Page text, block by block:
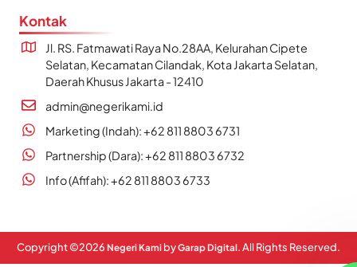
Kontak
Jl. RS. Fatmawati Raya No.28AA, Kelurahan Cipete
Selatan, Kecamatan Cilandak, Kota Jakarta Selatan,
Daerah Khusus Jakarta - 12410
admin@negerikami.id
Marketing (Indah): +62 811 8803 6731
Partnership (Dara): +62 811 8803 6732
Info (Afifah): +62 811 8803 6733
Copyright ©2026 Negeri Kami byGarap Digital. All Rights Reserved.